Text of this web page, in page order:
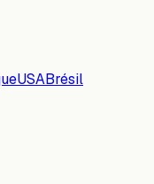
USABrésil